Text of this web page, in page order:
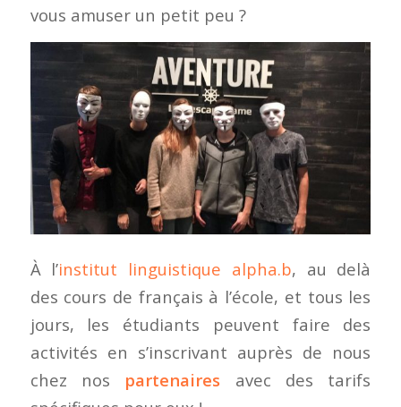
vous amuser un petit peu ?
À l’institut linguistique alpha.b, au delà
des cours de français à l’école, et tous les
jours, les étudiants peuvent faire des
activités en s’inscrivant auprès de nous
chez nos partenaires avec des tarifs